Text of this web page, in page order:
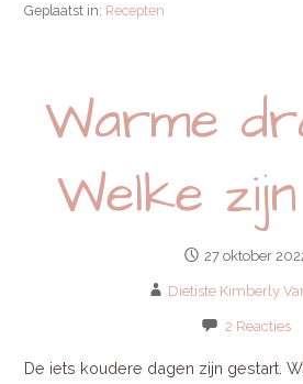
Geplaatst in: Recepten
Warme
Welke
27 oktober
Dietiste Kimberly
2 Reacties
De iets koudere dagen zijn gestart.